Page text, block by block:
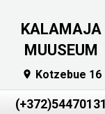
KALAMAJA
MUUSEUM
 Kotzebue 16
(+372)54470131